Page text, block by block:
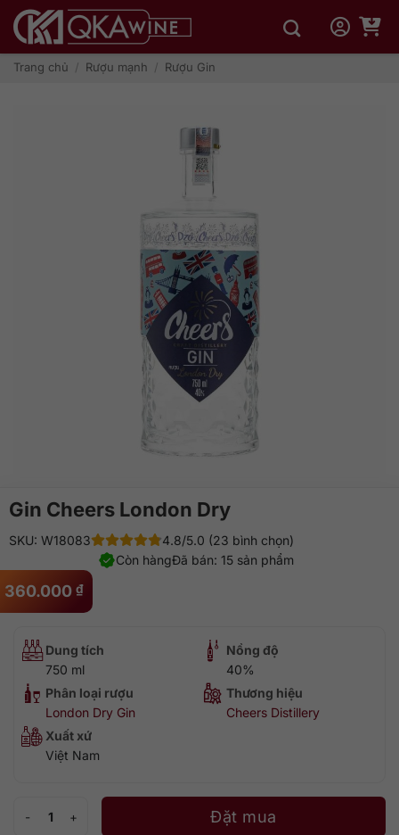
qua
dungTrang chủ / Rượu mạnh / Rượu Gin
Gin Cheers London Dry
360.000 ₫
SKU: W18083
4.8/5.0 (23 bình chọn)
Đã bán: 15 sản phẩm
Còn hàng
Dung tích
750 ml
Nồng độ
40%
Phân loại rượu
London Dry Gin
Thương hiệu
Cheers Distillery
Xuất xứ
Việt Nam
Đặt mua